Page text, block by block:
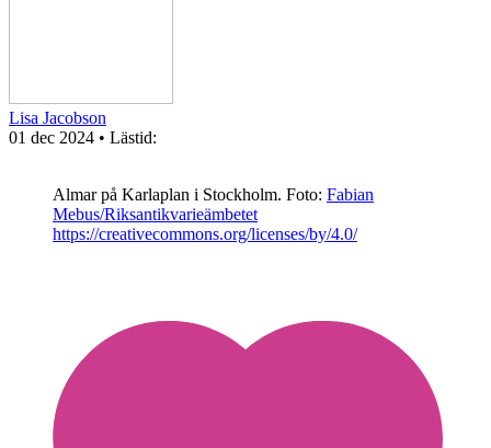
Lisa Jacobson
01 dec 2024 • Lästid:
Almar på Karlaplan i Stockholm. Foto: Fabian
Mebus/Riksantikvarieämbetet
https://creativecommons.org/licenses/by/4.0/